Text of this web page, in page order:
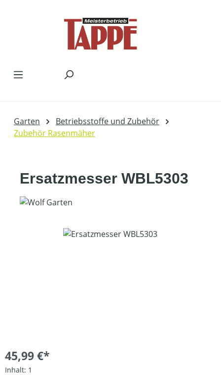
Garten
Betriebsstoffe und Zubehör
Zubehör Rasenmäher
Ersatzmesser WBL5303
Bildergalerie überspringen
45,99 €*
Inhalt: 1